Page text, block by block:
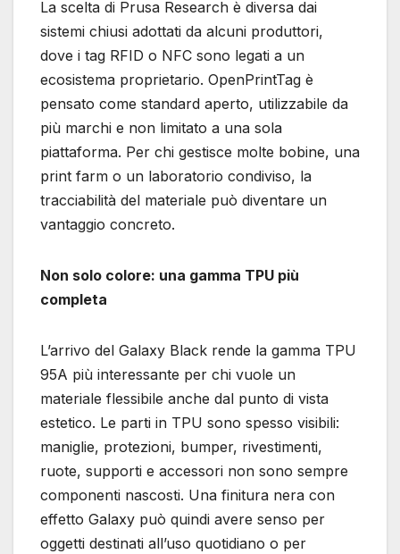
La scelta di Prusa Research è diversa dai
sistemi chiusi adottati da alcuni produttori,
dove i tag RFID o NFC sono legati a un
ecosistema proprietario. OpenPrintTag è
pensato come standard aperto, utilizzabile da
più marchi e non limitato a una sola
piattaforma. Per chi gestisce molte bobine, una
print farm o un laboratorio condiviso, la
tracciabilità del materiale può diventare un
vantaggio concreto.
Non solo colore: una gamma TPU più
completa
L’arrivo del Galaxy Black rende la gamma TPU
95A più interessante per chi vuole un
materiale flessibile anche dal punto di vista
estetico. Le parti in TPU sono spesso visibili:
maniglie, protezioni, bumper, rivestimenti,
ruote, supporti e accessori non sono sempre
componenti nascosti. Una finitura nera con
effetto Galaxy può quindi avere senso per
oggetti destinati all’uso quotidiano o per